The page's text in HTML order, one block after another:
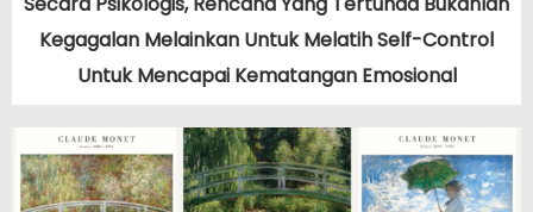
Kegagalan Melainkan Untuk Melatih Self-Control
Untuk Mencapai Kematangan Emosional